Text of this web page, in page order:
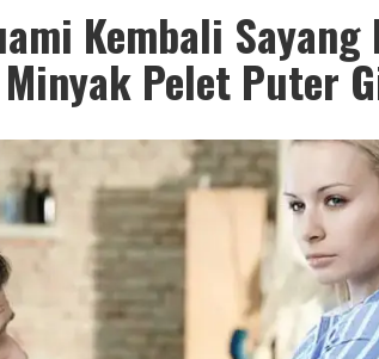
Kembali
Minyak Pelet Puter